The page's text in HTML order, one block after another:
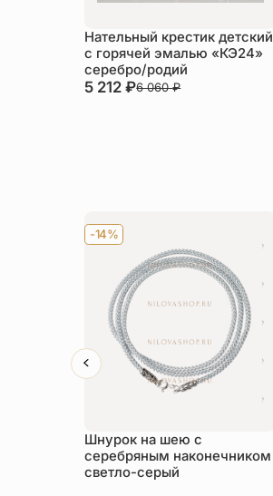
Нательный крестик детский
с горячей эмалью «КЭ24»
серебро/родий
5 212₽6 060₽
-14%
Шнурок на шею с
серебряным наконечником
светло-серый